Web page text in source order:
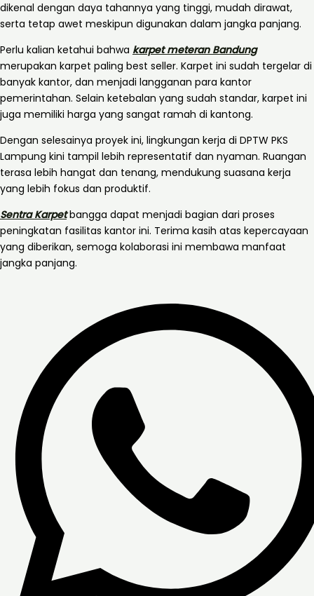
dikenal dengan daya tahannya yang tinggi, mudah dirawat,
serta tetap awet meskipun digunakan dalam jangka panjang.
Perlu kalian ketahui bahwa karpet meteran Bandung
merupakan karpet paling best seller. Karpet ini sudah tergelar di
banyak kantor, dan menjadi langganan para kantor
pemerintahan. Selain ketebalan yang sudah standar, karpet ini
juga memiliki harga yang sangat ramah di kantong.
Dengan selesainya proyek ini, lingkungan kerja di DPTW PKS
Lampung kini tampil lebih representatif dan nyaman. Ruangan
terasa lebih hangat dan tenang, mendukung suasana kerja
yang lebih fokus dan produktif.
Sentra Karpetbangga dapat menjadi bagian dari proses
peningkatan fasilitas kantor ini. Terima kasih atas kepercayaan
yang diberikan, semoga kolaborasi ini membawa manfaat
jangka panjang.